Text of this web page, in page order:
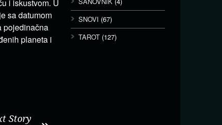
i iskustvom. U
sa datumom
pojedinačna
planeta i
Story
SNOVI (67)
TAROT (127)